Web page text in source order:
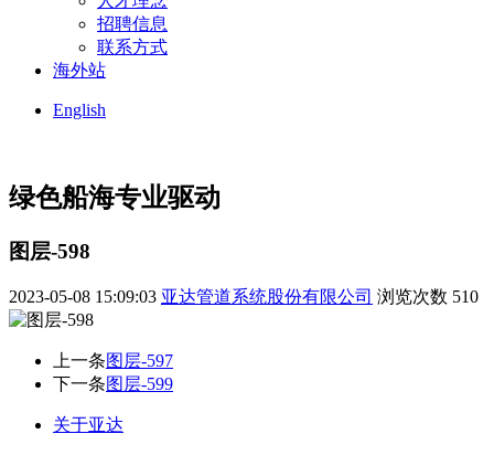
招聘信息
联系方式
海外站
English
绿色船海专业驱动
图层-598
2023-05-08 15:09:03 亚达管道系统股份有限公司 浏览次数 510
上一条图层-597
下一条图层-599
关于亚达